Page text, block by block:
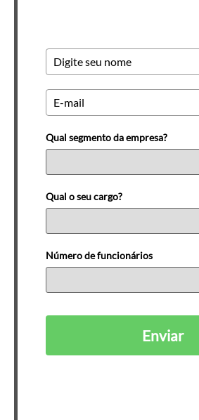
Qual segmento da empresa?
Qual o seu cargo?
Número de funcionários
Enviar